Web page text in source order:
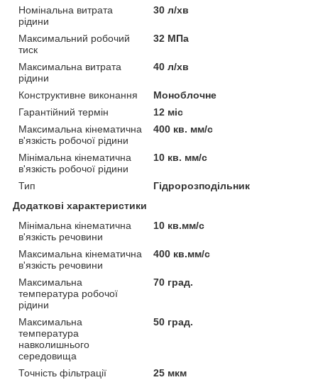
Номінальна витрата
рідини
30 л/хв
Максимальний робочий
тиск
32 МПа
Максимальна витрата
рідини
40 л/хв
Конструктивне виконання
Моноблочне
Гарантійний термін
12 міс
Максимальна кінематична
в'язкість робочої рідини
400 кв. мм/с
Мінімальна кінематична
в'язкість робочої рідини
10 кв. мм/с
Тип
Гідророзподільник
Додаткові характеристики
Мінімальна кінематична
в'язкість речовини
10 кв.мм/с
Максимальна кінематична
в'язкість речовини
400 кв.мм/с
Максимальна
температура робочої
рідини
70 град.
Максимальна
температура
навколишнього
середовища
50 град.
Точність фільтрації 25 мкм